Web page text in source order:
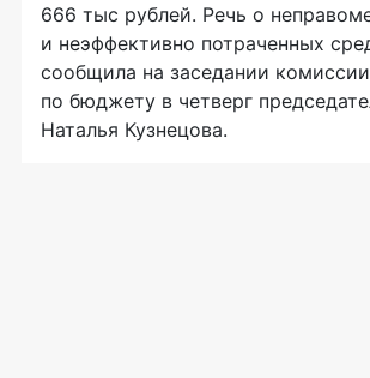
666 тыс рублей. Речь о
и неэффективно потраченных
сообщила на заседании
по бюджету в четверг
Наталья Кузнецова.